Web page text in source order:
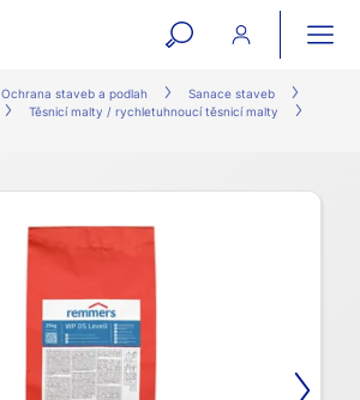
open
search
Ochrana staveb a podlah
Sanace staveb
Těsnicí malty / rychletuhnoucí těsnicí malty